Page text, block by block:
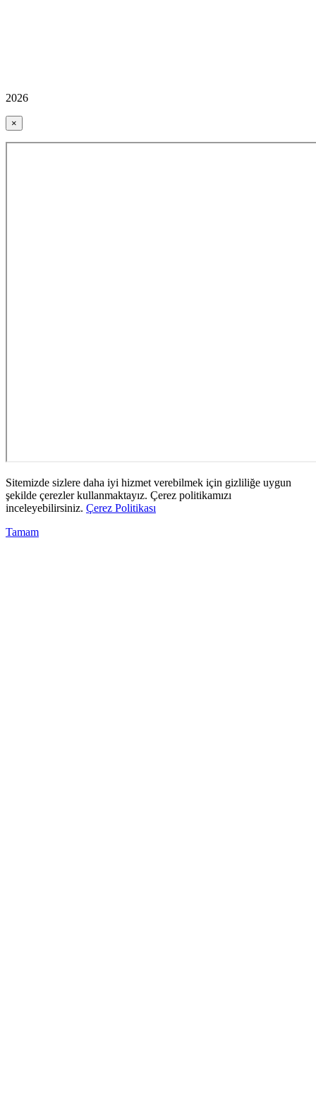
2026
×
Sitemizde sizlere daha iyi hizmet verebilmek için gizliliğe uygun
şekilde çerezler kullanmaktayız. Çerez politikamızı
inceleyebilirsiniz. Çerez Politikası
Tamam